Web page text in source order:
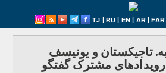
TJ | RU | EN | AR|FAR
تاجیکستان و یونیسف
رویدادهای مشترک گفتگو